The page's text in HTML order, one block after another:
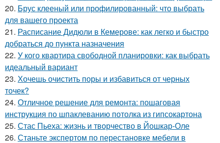
20. Брус клееный или профилированный: что выбрать
для вашего проекта
21. Расписание Дидюли в Кемерове: как легко и быстро
добраться до пункта назначения
22. У кого квартира свободной планировки: как выбрать
идеальный вариант
23. Хочешь очистить поры и избавиться от черных
точек?
24. Отличное решение для ремонта: пошаговая
инструкция по шпаклеванию потолка из гипсокартона
25. Стас Пьеха: жизнь и творчество в Йошкар-Оле
26. Станьте экспертом по перестановке мебели в